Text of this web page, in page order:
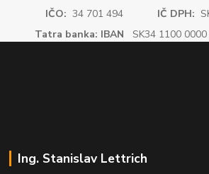
IČO: 34 701 494 IČ DPH:
Tatra banka: IBAN SK34 1100
Ing. Stanislav Lettrich